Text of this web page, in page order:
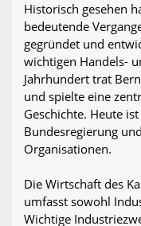
Historisch gesehen
bedeutende
gegründet und
wichtigen Handels-
Jahrhundert trat
und spielte eine
Geschichte. Heute
Bundesregierung
Organisationen.
Die Wirtschaft des
umfasst sowohl
Wichtige